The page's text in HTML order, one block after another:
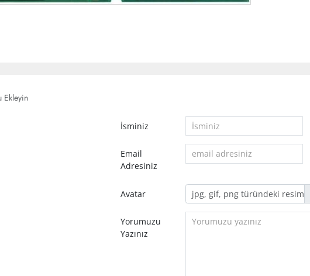
Ekleyin
İsminiz
Email
Adresiniz
Avatar
Yorumuzu
Yazınız